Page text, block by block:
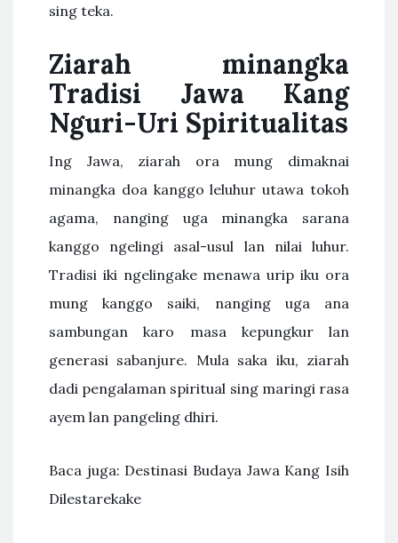
sing teka.
Ziarah minangka
Tradisi Jawa Kang
Nguri-Uri Spiritualitas
Ing Jawa, ziarah ora mung dimaknai
minangka doa kanggo leluhur utawa tokoh
agama, nanging uga minangka sarana
kanggo ngelingi asal-usul lan nilai luhur.
Tradisi iki ngelingake menawa urip iku ora
mung kanggo saiki, nanging uga ana
sambungan karo masa kepungkur lan
generasi sabanjure. Mula saka iku, ziarah
dadi pengalaman spiritual sing maringi rasa
ayem lan pangeling dhiri.
Baca juga: Destinasi Budaya Jawa Kang Isih
Dilestarekake